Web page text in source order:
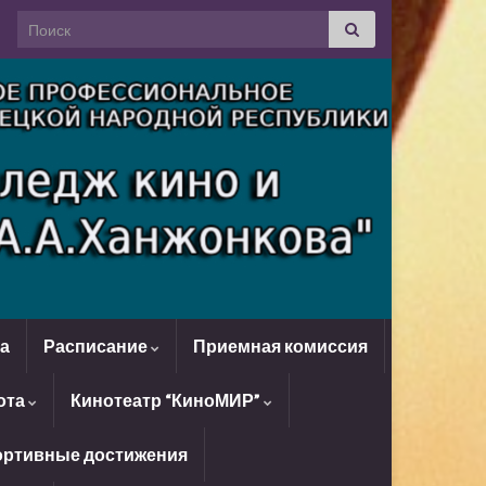
Search for:
Расписание Приемная комиссия
Кинотеатр “КиноМИР”
достижения